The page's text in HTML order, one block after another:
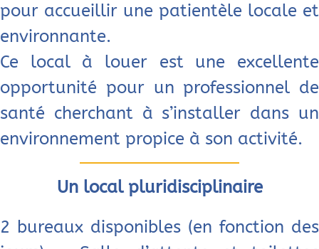
pour accueillir une patientèle locale et
environnante.
Ce local à louer est une excellente
opportunité pour un professionnel de
santé cherchant à s’installer dans un
environnement propice à son activité.
Un local pluridisciplinaire
2 bureaux disponibles (en fonction des